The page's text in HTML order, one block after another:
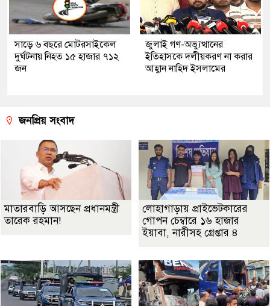
সাড়ে ৬ বছরে মোটরসাইকেল
দুর্ঘটনায় নিহত ১৫ হাজার ৭১২
জন
জুলাই গণ-অভ্যুত্থানের
ইতিহাসকে দলীয়করণ না করার
আহ্বান নাহিদ ইসলামের
জনপ্রিয় সংবাদ
মাতারবাড়ি আসছেন প্রধানমন্ত্রী
তারেক রহমান!
লোহাগাড়ায় প্রাইভেটকারের
গোপন চেম্বারে ১৬ হাজার
ইয়াবা, নারীসহ গ্রেপ্তার ৪